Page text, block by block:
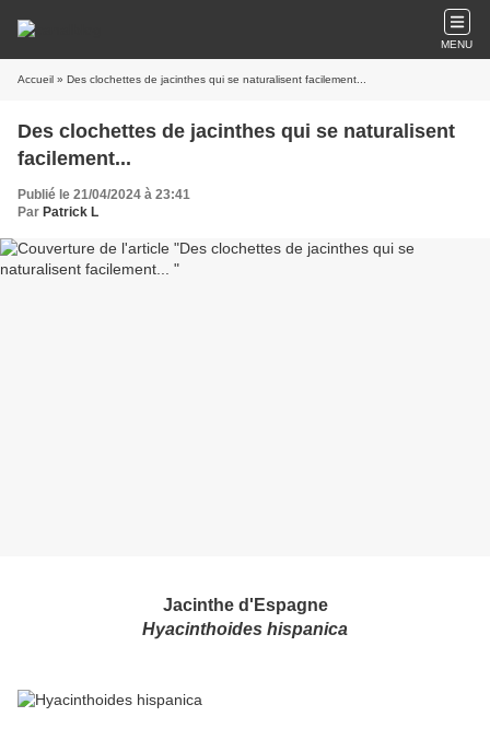
MENU
Accueil » Des clochettes de jacinthes qui se naturalisent facilement...
Des clochettes de jacinthes qui se naturalisent
facilement...
Publié le 21/04/2024 à 23:41
Par Patrick L
Jacinthe d'Espagne
Hyacinthoides hispanica